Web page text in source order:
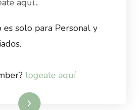
aquí...
es solo para Personal y
logeate aquí
More